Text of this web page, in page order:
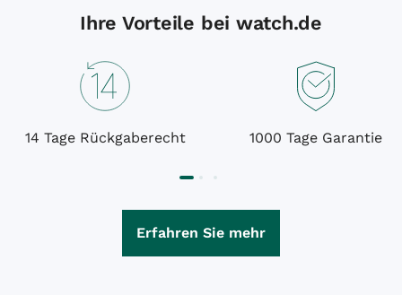
Ihre Vorteile bei watch.de
14 Tage Rückgaberecht 1000 Tage Garantie
Erfahren Sie mehr